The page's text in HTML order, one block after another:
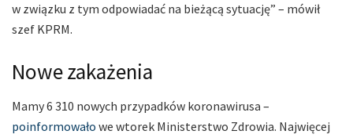
w związku z tym odpowiadać na bieżącą sytuację” – mówił
szef KPRM.
Nowe zakażenia
Mamy 6 310 nowych przypadków koronawirusa –
poinformowało we wtorek Ministerstwo Zdrowia. Najwięcej